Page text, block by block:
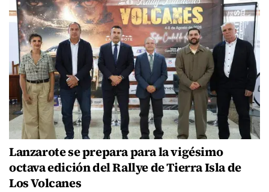
Lanzarote se prepara para la vigésimo
octava edición del Rallye de Tierra Isla de
Los Volcanes